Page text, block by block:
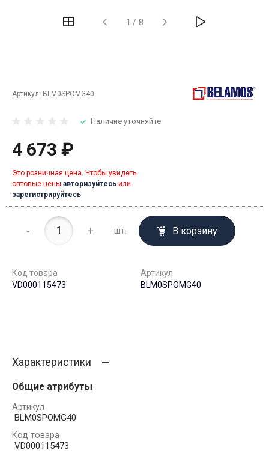
1 / 8
Артикул: BLM0SPOMG40
Наличие уточняйте
4 673 ₽
Это розничная цена. Чтобы увидеть
оптовые цены авторизуйтесь или
зарегистрируйтесь
- + шт. В корзину
Код товара
VD000115473
Артикул
BLM0SPOMG40
Характеристики
Общие атрибуты
Артикул
BLM0SPOMG40
Код товара
VD000115473